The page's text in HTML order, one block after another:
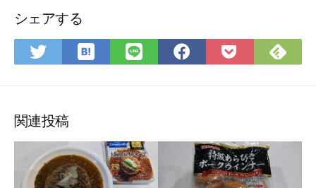
シェアする
Twitter
で
ア
は
て
マ
ー
LINE
で
Facebook
で
Pocket
に
で
関連投稿